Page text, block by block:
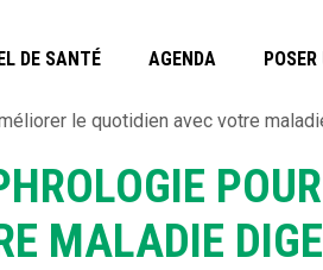
DE SANTÉ AGENDA
le quotidien avec votre
MALADIE